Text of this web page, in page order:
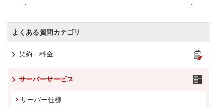
よくある質問カテゴリ
契約・料金
サーバーサービス
サーバー仕様